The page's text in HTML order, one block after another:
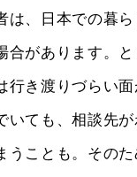
は、日本での暮ら
合があります。
行き渡りづらい
いても、相談先
うことも。その